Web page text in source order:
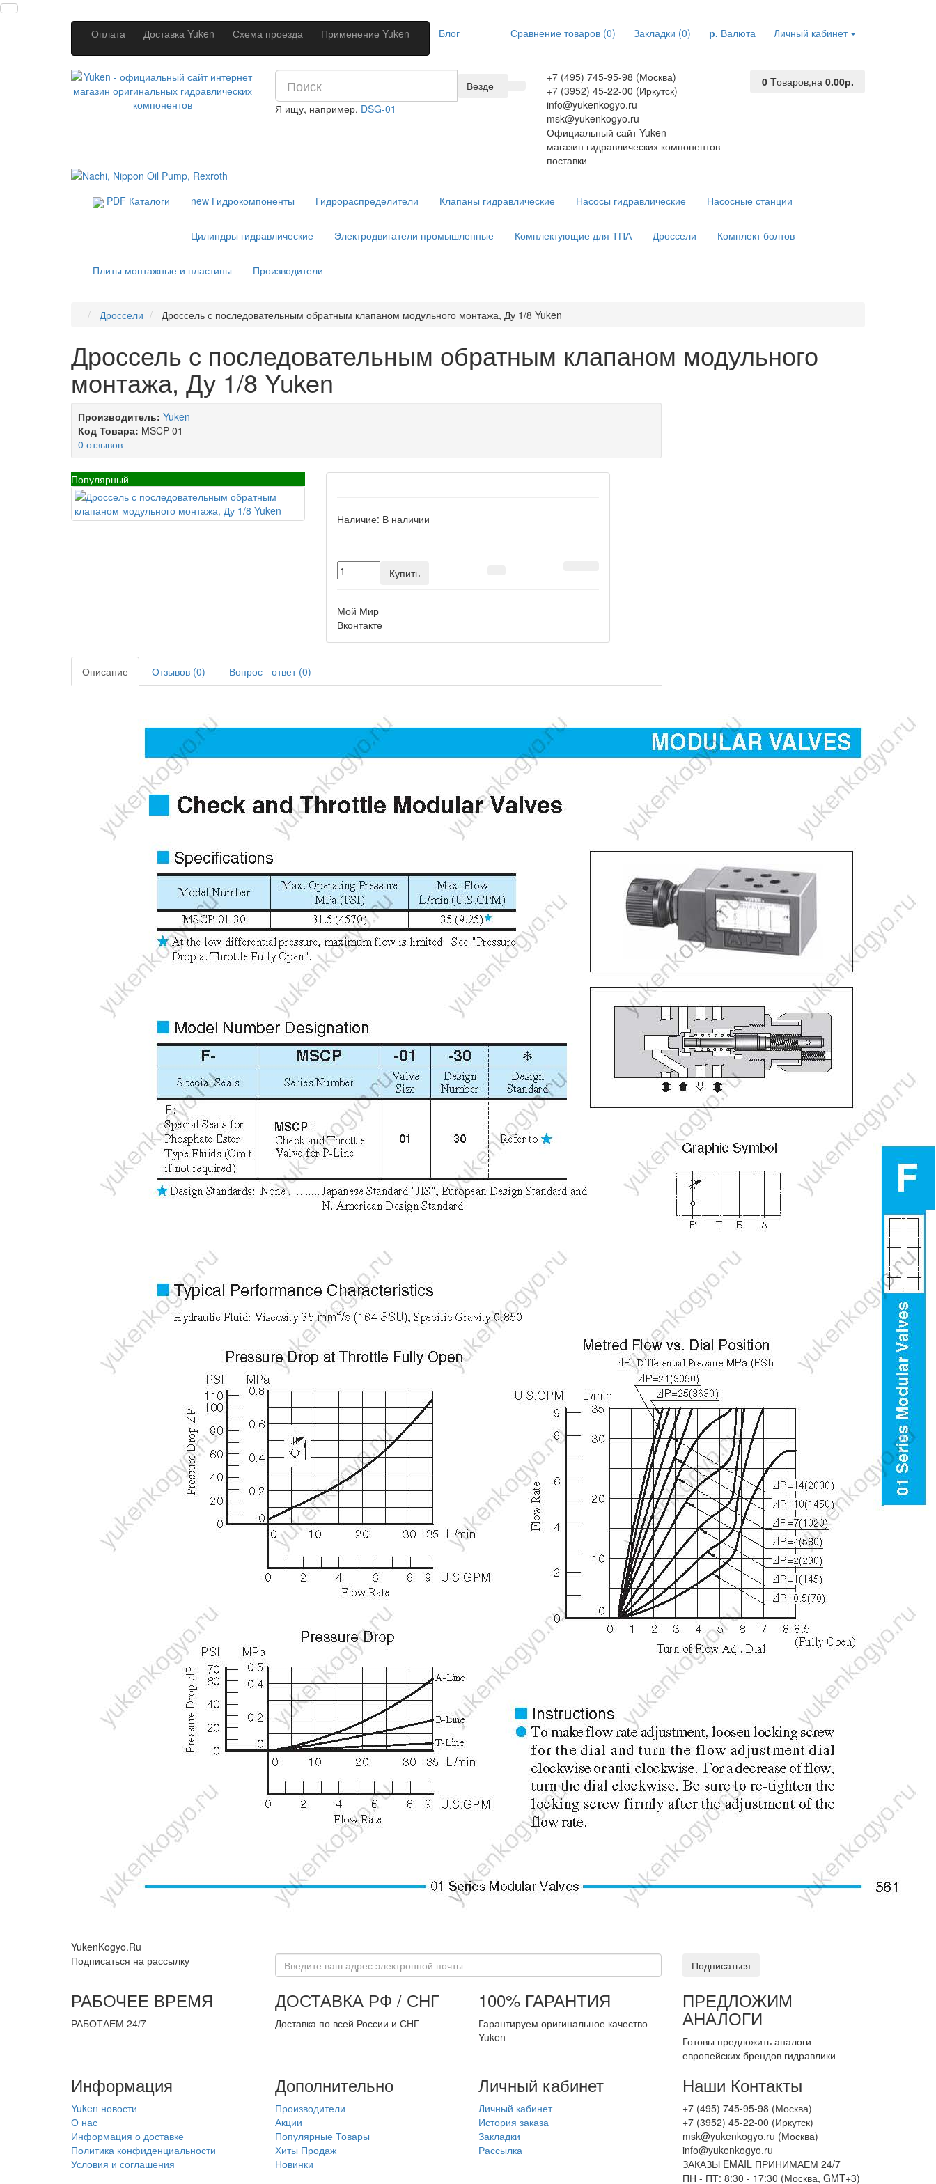
Оплата Доставка Yuken Схема проезда Применение Yuken Блог Личный кабинет
р. Валюта
Закладки (0)
Сравнение товаров (0)
+7 (495) 745-95-98 (Москва)
+7 (3952) 45-22-00 (Иркутск)
info@yukenkogyo.ru
msk@yukenkogyo.ru
Официальный сайт Yuken
магазин гидравлических компонентов -
поставки
0 Tоваров,на 0.00р.
Везде
Я ищу, например, DSG-01
PDF Каталоги new Гидрокомпоненты Гидрораспределители Клапаны гидравлические Насосы гидравлические Насосные станции
Цилиндры гидравлические Электродвигатели промышленные Комплектующие для ТПА Дроссели Комплект болтов
Плиты монтажные и пластины Производители
Дроссели Дроссель с последовательным обратным клапаном модульного монтажа, Ду 1/8 Yuken
Дроссель с последовательным обратным клапаном модульного
монтажа, Ду 1/8 Yuken
Производитель: Yuken
Код Товара: MSCP-01
0 отзывов
Популярный
Наличие: В наличии
Купить
Мой Мир
Вконтакте
Описание Отзывов (0) Вопрос - ответ (0)
YukenKogyo.Ru
Подписаться на рассылку
Подписаться
РАБОЧЕЕ ВРЕМЯ
РАБОТАЕМ 24/7
ДОСТАВКА РФ / СНГ
Доставка по всей России и СНГ
100% ГАРАНТИЯ
Гарантируем оригинальное качество
Yuken
ПРЕДЛОЖИМ
АНАЛОГИ
Готовы предложить аналоги
европейских брендов гидравлики
Информация
Yuken новости
О нас
Информация о доставке
Политика конфиденциальности
Условия и соглашения
Дополнительно
Производители
Акции
Популярные Товары
Хиты Продаж
Новинки
Личный кабинет
Личный кабинет
История заказа
Закладки
Рассылка
Наши Контакты
+7 (495) 745-95-98 (Москва)
+7 (3952) 45-22-00 (Иркутск)
msk@yukenkogyo.ru (Москва)
info@yukenkogyo.ru
ЗАКАЗЫ EMAIL ПРИНИМАЕМ 24/7
ПН - ПТ: 8:30 - 17:30 (Москва, GMT+3)